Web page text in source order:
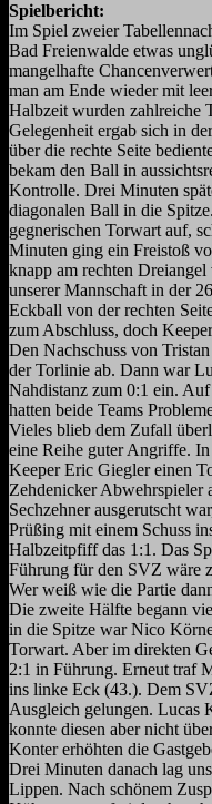
Spielbericht:
Im Spiel zweier
Bad Freienwalde etwas
mangelhafte
man am Ende wieder mit
Halbzeit wurden zahlreiche
Gelegenheit ergab sich in
über die rechte Seite
bekam den Ball in
Kontrolle. Drei Minuten
diagonalen Ball in die
gegnerischen Torwart auf,
Minuten ging ein Freistoß
knapp am rechten
unserer Mannschaft in der
Eckball von der rechten
zum Abschluss, doch
Den Nachschuss von
der Torlinie ab. Dann war
Nahdistanz zum 0:1 ein.
hatten beide Teams
Vieles blieb dem Zufall
eine Reihe guter Angriffe.
Keeper Eric Giegler einen
Zehdenicker Abwehrspieler
Sechzehner ausgerutscht
Prüßing mit einem Schuss
Halbzeitpfiff das 1:1. Das
Führung für den SVZ wäre
Wer weiß wie die Partie
Die zweite Hälfte begann
in die Spitze war Nico
Torwart. Aber im direkten
2:1 in Führung. Erneut traf
ins linke Eck (43.). Dem
Ausgleich gelungen. Lucas
konnte diesen aber nicht
Konter erhöhten die
Drei Minuten danach lag
Lippen. Nach schönem